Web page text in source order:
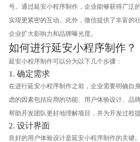
号。通过延安小程序制作，企业能够获得广泛
实现更紧密的互动。此外，微信提供了丰富的
企业扩大影响力和品牌曝光度。
如何进行延安小程序制作？
延安小程序制作可以分为以下几个步骤：
1. 确定需求
在进行延安小程序制作之前，企业需要明确自
虑的因素包括应用的功能、用户体验设计、品
帮助开发团队更好地理解项目，并为开发过程提
2. 设计界面
良好的用户体验设计是延安小程序制作的关键